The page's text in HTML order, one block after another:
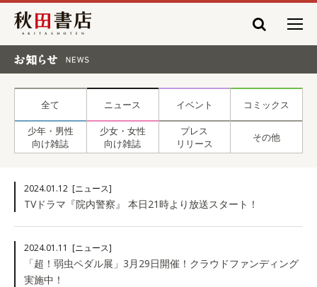
秋田書店
全て ニュース イベント コミックス
少年・男性
向け雑誌
少女・女性
向け雑誌
プレス
リリース
その他
2024.01.12 [ニュース]
TVドラマ『院内警察』 本日21時より放送スタート！
2024.01.11 [ニュース]
「超！弱虫ペダル展」3月29日開催！クラウドファンディング
実施中！